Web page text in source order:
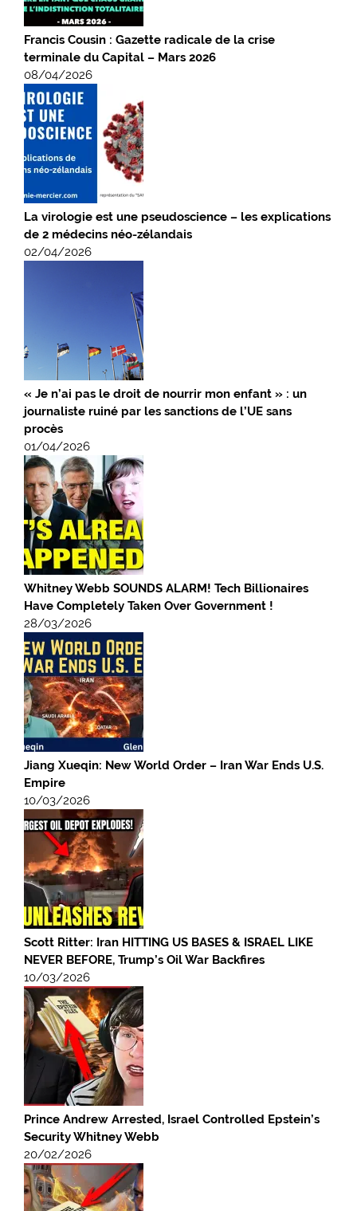
Francis Cousin : Gazette radicale de la crise
terminale du Capital – Mars 2026
08/04/2026
La virologie est une pseudoscience – les explications
de 2 médecins néo-zélandais
02/04/2026
« Je n’ai pas le droit de nourrir mon enfant » : un
journaliste ruiné par les sanctions de l’UE sans
procès
01/04/2026
Whitney Webb SOUNDS ALARM! Tech Billionaires
Have Completely Taken Over Government !
28/03/2026
Jiang Xueqin: New World Order – Iran War Ends U.S.
Empire
10/03/2026
Scott Ritter: Iran HITTING US BASES & ISRAEL LIKE
NEVER BEFORE, Trump’s Oil War Backfires
10/03/2026
Prince Andrew Arrested, Israel Controlled Epstein’s
Security Whitney Webb
20/02/2026